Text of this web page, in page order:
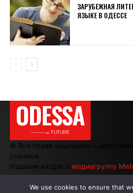
ЗАРУБЕЖНАЯ
ЯЗЫКЕ В ОДЕССЕ
ODESSA
———→ FUTURE
© Все права защищены.
ссылкой.
Издание входит в медиагруппу
We use cookies to ensure that